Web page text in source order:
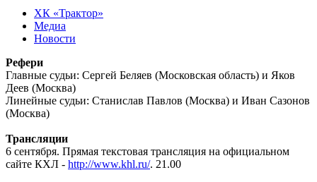
ХК «Трактор»
Медиа
Новости
Рефери
Главные судьи: Сергей Беляев (Московская область) и Яков
Деев (Москва)
Линейные судьи: Станислав Павлов (Москва) и Иван Сазонов
(Москва)
Трансляции
6 сентября. Прямая текстовая трансляция на официальном
сайте КХЛ - http://www.khl.ru/. 21.00